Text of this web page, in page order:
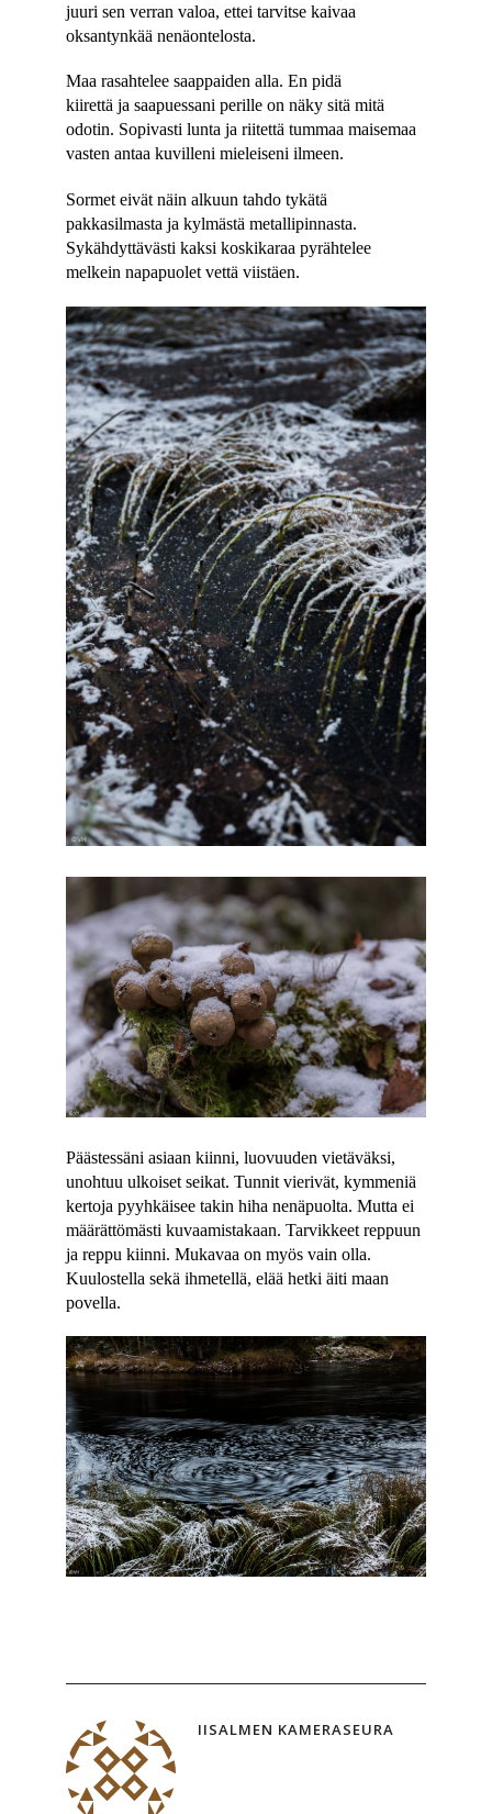
juuri sen verran valoa, ettei tarvitse kaivaa
oksantynkää nenäontelosta.
Maa rasahtelee saappaiden alla. En pidä
kiirettä ja saapuessani perille on näky sitä mitä
odotin. Sopivasti lunta ja riitettä tummaa maisemaa
vasten antaa kuvilleni mieleiseni ilmeen.
Sormet eivät näin alkuun tahdo tykätä
pakkasilmasta ja kylmästä metallipinnasta.
Sykähdyttävästi kaksi koskikaraa pyrähtelee
melkein napapuolet vettä viistäen.
Päästessäni asiaan kiinni, luovuuden vietäväksi,
unohtuu ulkoiset seikat. Tunnit vierivät, kymmeniä
kertoja pyyhkäisee takin hiha nenäpuolta. Mutta ei
määrättömästi kuvaamistakaan. Tarvikkeet reppuun
ja reppu kiinni. Mukavaa on myös vain olla.
Kuulostella sekä ihmetellä, elää hetki äiti maan
povella.
IISALMEN KAMERASEURA